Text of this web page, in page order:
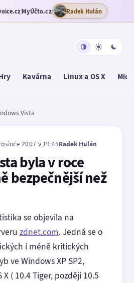
MyÚčto.cz Radek Hulán
Kavárna Linux a OS X
Vista
2007 v 19:48Radek Hulán
byla v roce
bezpečnější než
se objevila na
zdnet.com. Jedná se o
i méně kritických
ve Windows XP SP2,
( 10.4 Tiger, později 10.5